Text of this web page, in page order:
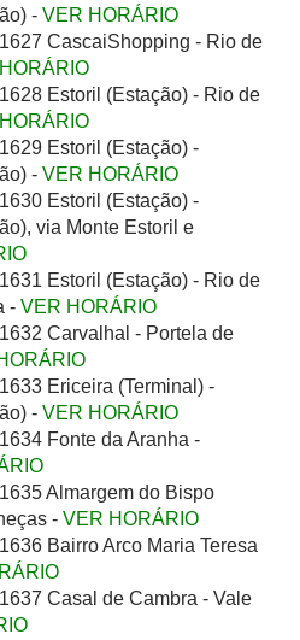
- VER HORÁRIO
CascaiShopping - Rio de
Estoril (Estação) - Rio de
Estoril (Estação) -
- VER HORÁRIO
Estoril (Estação) -
via Monte Estoril e
Estoril (Estação) - Rio de
- VER HORÁRIO
Carvalhal - Portela de
Ericeira (Terminal) -
- VER HORÁRIO
Fonte da Aranha -
Almargem do Bispo
- VER HORÁRIO
Bairro Arco Maria Teresa
Casal de Cambra - Vale